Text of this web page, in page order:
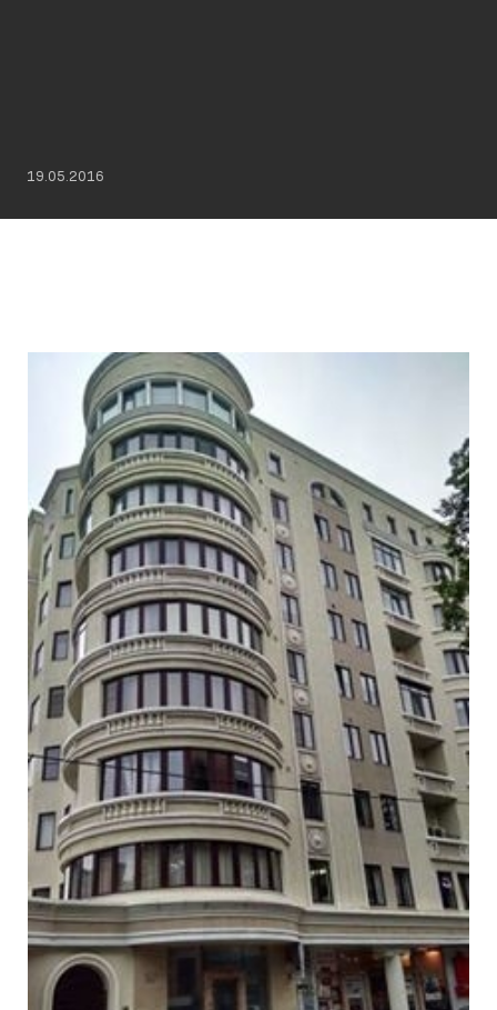
19.05.2016